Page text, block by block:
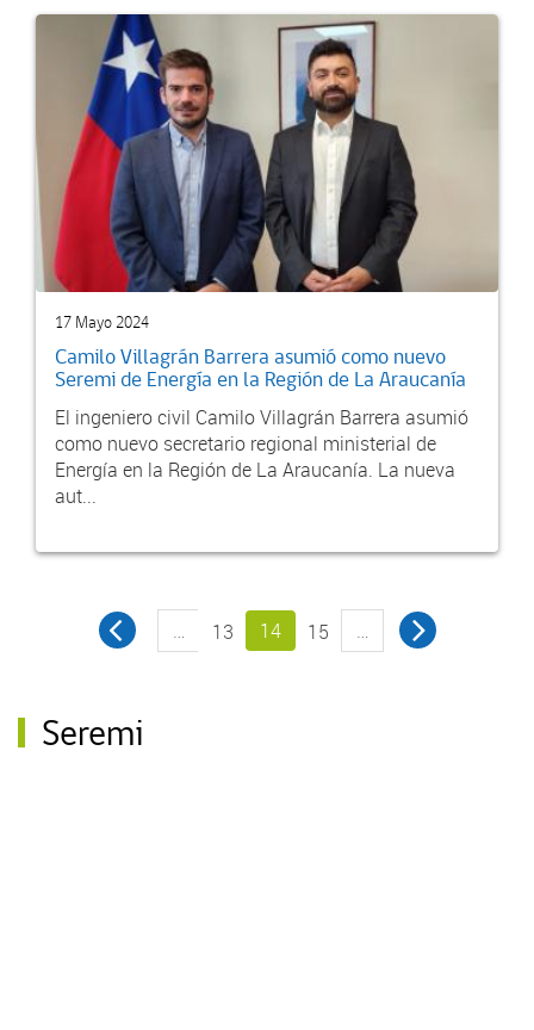
17 Mayo 2024
Camilo Villagrán Barrera asumió como nuevo
Seremi de Energía en la Región de La Araucanía
El ingeniero civil Camilo Villagrán Barrera asumió
como nuevo secretario regional ministerial de
Energía en la Región de La Araucanía. La nueva
aut...
… 13 14 15 …
Seremi